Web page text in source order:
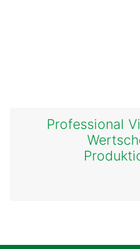
Professional